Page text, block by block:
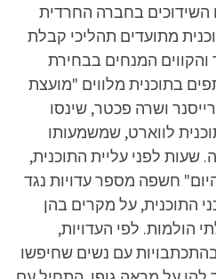
השידוכים בחברה החרדית
מתועדים תהליכי קבלת
המנחים בבחירת
בתוכנית מלווים "מועצת
ושרה פכטר, שינסו
לווארט, שמשמעותו
שעות לפני עליית התוכנית,
חשפה מספר עדויות נגד
התוכנית, על מקרים בהן
הולמות. לפי העדויות,
עם נשים שחיפשו